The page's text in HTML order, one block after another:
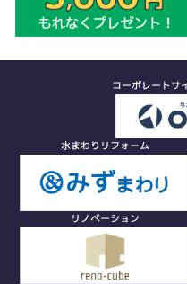
コーポレートサ
水まわりリフォーム
リノベーション